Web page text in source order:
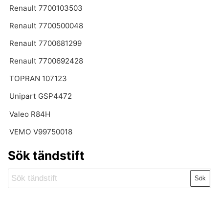
Renault 7700103503
Renault 7700500048
Renault 7700681299
Renault 7700692428
TOPRAN 107123
Unipart GSP4472
Valeo R84H
VEMO V99750018
Sök tändstift
Sök